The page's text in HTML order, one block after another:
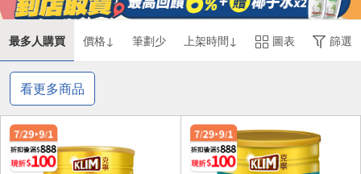
最多人購買 價格↓ 筆劃少 上架時間↓ 圖表 篩選
看更多商品